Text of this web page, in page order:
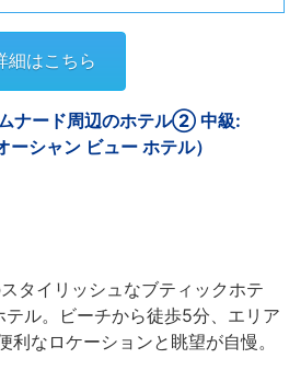
細はこちら
ナード周辺のホテル② 中級:
シャン ビュー ホテル）
タイリッシュなブティックホテ
ル。ビーチから徒歩5分、エリア
利なロケーションと眺望が自慢。